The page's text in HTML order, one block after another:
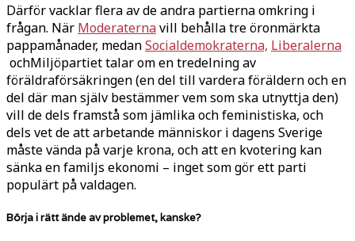
Därför vacklar flera av de andra partierna omkring i
frågan. När Moderaternavill behålla tre öronmärkta
pappamånader, medanSocialdemokraterna, Liberalerna
ochMiljöpartiet talar om en tredelning av
föräldraförsäkringen (en del till vardera föräldern och en
del där man själv bestämmer vem som ska utnyttja den)
vill de dels framstå som jämlika och feministiska, och
dels vet de att arbetande människor i dagens Sverige
måste vända på varje krona, och att en kvotering kan
sänka en familjs ekonomi – inget som gör ett parti
populärt på valdagen.
Börja i rätt ände av problemet, kanske?